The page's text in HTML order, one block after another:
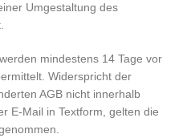
Umgestaltung des
mindestens 14 Tage vor
Widerspricht der
AGB nicht innerhalb
E-Mail in Textform, gelten die